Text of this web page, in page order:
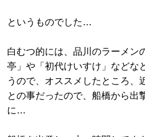
というものでした…
白むつ的には、品川のラーメン
亭」や「初代けいすけ」などな
うので、オススメしたところ、
との事だったので、船橋から出
に…